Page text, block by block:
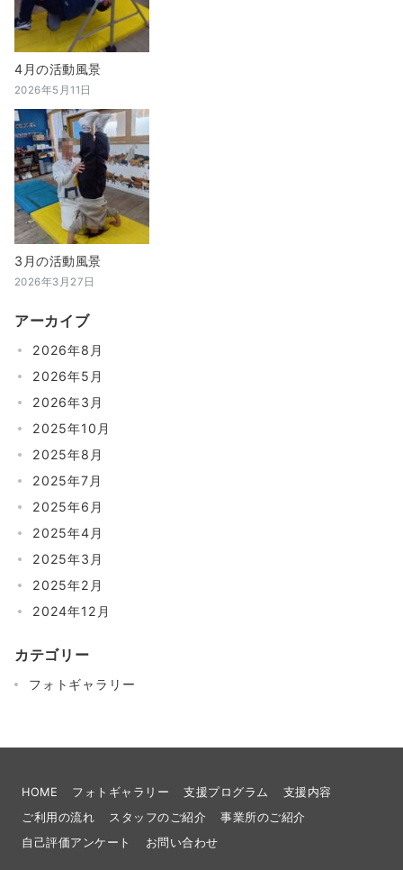
4月の活動風景
2026年5月11日
3月の活動風景
2026年3月27日
アーカイブ
2026年8月
2026年5月
2026年3月
2025年10月
2025年8月
2025年7月
2025年6月
2025年4月
2025年3月
2025年2月
2024年12月
カテゴリー
フォトギャラリー
HOME フォトギャラリー 支援プログラム
支援内容
ご利用の流れ
スタッフのご紹介
事業所のご紹介
自己評価アンケート
お問い合わせ